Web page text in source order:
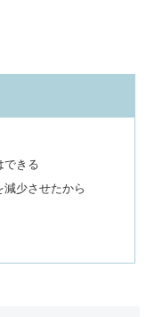
できる
少させたから